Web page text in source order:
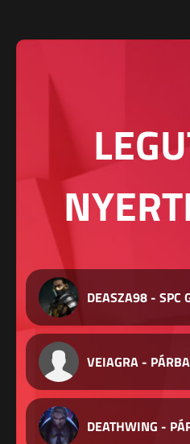
DEASZA98 - SPC
VEIAGRA -
DEATHWING -